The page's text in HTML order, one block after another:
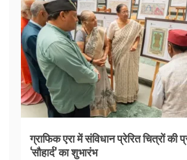
ग्राफिक एरा में संविधान प्रेरित चित्रों की
‘सौहार्द’ का शुभारंभ